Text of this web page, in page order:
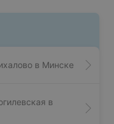
в Минске
в